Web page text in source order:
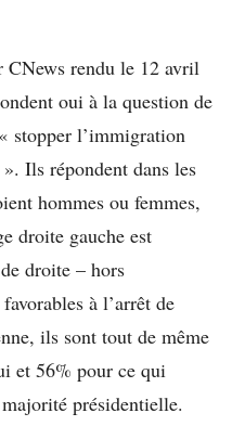
CNews rendu le 12 avril
oui à la question de
stopper l’immigration
Ils répondent dans les
hommes ou femmes,
droite gauche est
droite – hors
à l’arrêt de
ils sont tout de même
et 56% pour ce qui
présidentielle.